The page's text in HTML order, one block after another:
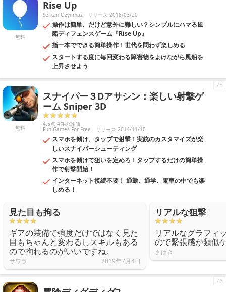
無料
Rise Up
Serkan Ozyilmaz リリース 2018/03/20
操作は簡単、だけど意外に難しい？シンプルにハマる風
船ディフェンスゲーム『Rise Up』
指一本でできる簡単操作！世代を問わず楽しめる
スタートする度に毎回変わる障害物をよけながら風船を
上昇させよう
無料
スナイパー３Dアサシン：楽しい射撃ゲ
ーム Sniper 3D
4.5点 4件の評価
Fun Games For Free リリース 2014/11/10
スマホを傾け、タップで射撃！実銃のカスタマイズが楽
しいスナイパーシューティング
スマホを傾けて狙いを定めろ！タップするだけの簡単操
作で射撃開始！
インターネット接続不要！ 通勤、通学、電車の中でも楽
しめる！
75
見た目も拘る
ギアの装備で強度だけではなく見た
目もちゃんと変わるしスキルもある
ので拘れるのがいいですね。
サワラ 2019年7月4日
リアルな狙撃
リアルなグラフィ
ので緊張感が類似
さばき
76